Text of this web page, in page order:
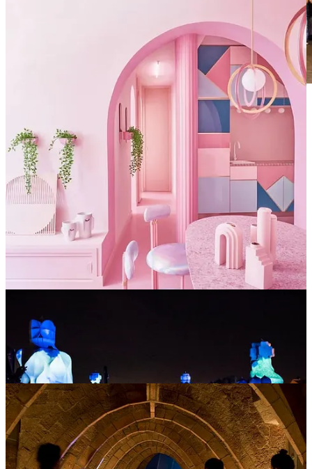
Nos colamos en la Pedrera por la noche con Uriach
Por pequeño que sea, un evento siempre debe sorprender.
Poder visitar la Pedrera en exclusiva es todo un privilegio, hacerlo
de noche ya es el colofón. Aquí os mostramos un evento
experiencial en el que combinamos arte, gastronomía, negocio y
Una experiencia alucinante en la casa del genio Gaudí.